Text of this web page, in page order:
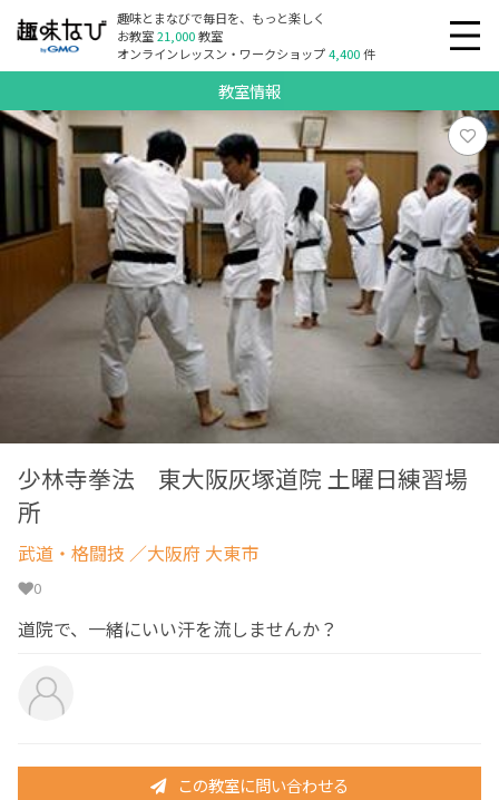
趣味とまなびで毎日を、もっと楽しく
お教室21,000教室
オンラインレッスン・ワークショップ4,400件
教室情報
少林寺拳法 東大阪灰塚道院 土曜日練習場
所
武道・格闘技 ／大阪府 大東市
0
道院で、一緒にいい汗を流しませんか？
この教室に問い合わせる